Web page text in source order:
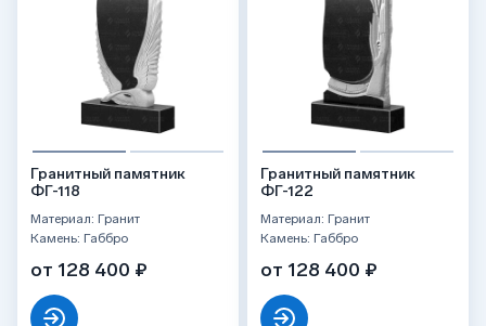
Гранитный памятник
ФГ-118
Материал: Гранит
Камень: Габбро
от 128 400 ₽
Гранитный памятник
ФГ-122
Материал: Гранит
Камень: Габбро
от 128 400 ₽